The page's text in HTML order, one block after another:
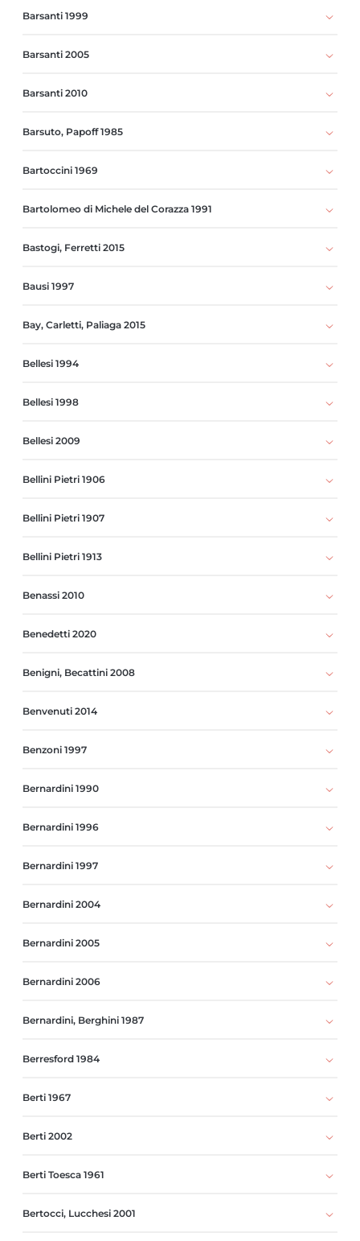
Barsanti 1999
Barsanti 2005
Barsanti 2010
Barsuto, Papoff 1985
Bartoccini 1969
Bartolomeo di Michele del Corazza 1991
Bastogi, Ferretti 2015
Bausi 1997
Bay, Carletti, Paliaga 2015
Bellesi 1994
Bellesi 1998
Bellesi 2009
Bellini Pietri 1906
Bellini Pietri 1907
Bellini Pietri 1913
Benassi 2010
Benedetti 2020
Benigni, Becattini 2008
Benvenuti 2014
Benzoni 1997
Bernardini 1990
Bernardini 1996
Bernardini 1997
Bernardini 2004
Bernardini 2005
Bernardini 2006
Bernardini, Berghini 1987
Berresford 1984
Berti 1967
Berti 2002
Berti Toesca 1961
Bertocci, Lucchesi 2001